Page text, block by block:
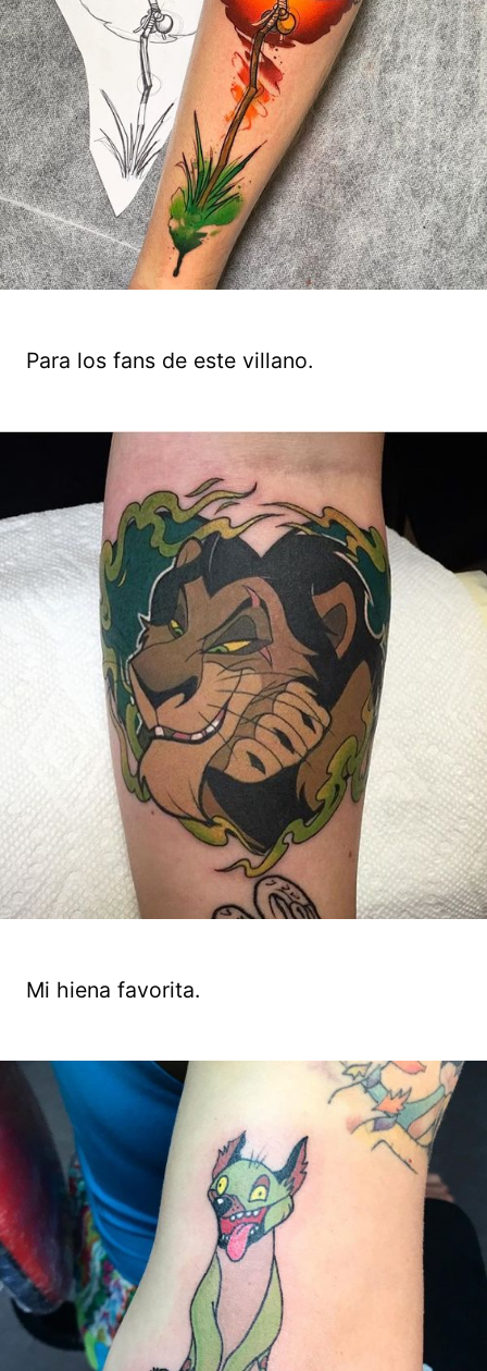
Para los fans de este villano.
Mi hiena favorita.